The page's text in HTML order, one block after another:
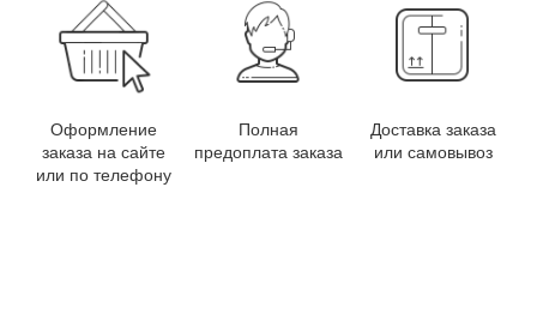
Оформление
заказа на сайте
или по телефону
Полная
предоплата заказа
Доставка заказа
или самовывоз